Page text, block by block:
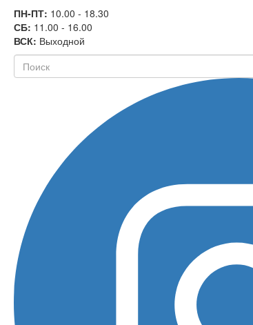
ПН-ПТ: 10.00 - 18.30
СБ: 11.00 - 16.00
ВСК: Выходной